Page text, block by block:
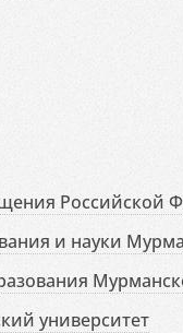
Российской
и науки
университет